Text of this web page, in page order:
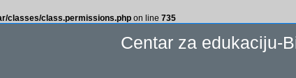
classes/class.permissions.php on line 735
Centar za edukaciju-